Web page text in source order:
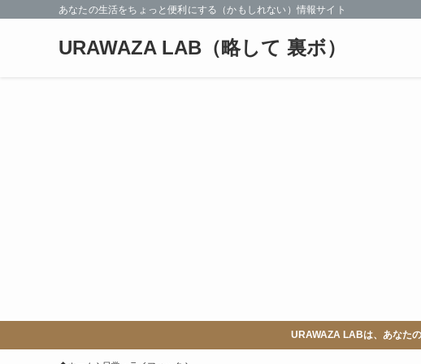
あなたの生活をちょっと便利にする（かもしれない）情報サイト
URAWAZA LAB（略して 裏ボ）
URAWAZA LABは、あなた